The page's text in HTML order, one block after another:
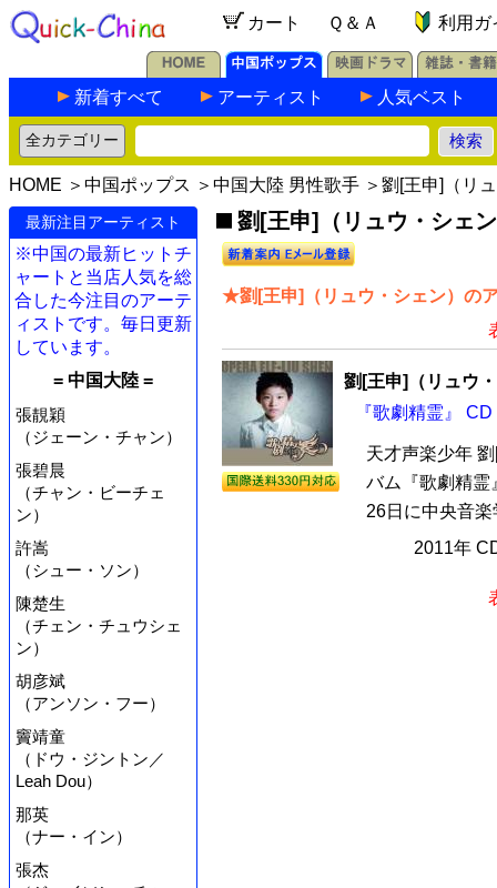
カート Ｑ＆Ａ 利用ガ
新着すべて アーティスト 人気ベスト
HOME ＞ 中国ポップス ＞ 中国大陸 男性歌手 ＞劉[王申]（リ
最新注目アーティスト
※中国の最新ヒットチ
ャートと当店人気を総
合した今注目のアーテ
ィストです。毎日更新
しています。
= 中国大陸 =
張靚穎
（ジェーン・チャン）
張碧晨
（チャン・ビーチェ
ン）
許嵩
（シュー・ソン）
陳楚生
（チェン・チュウシェ
ン）
胡彦斌
（アンソン・フー）
竇靖童
（ドウ・ジントン／
Leah Dou）
那英
（ナー・イン）
張杰
劉[王申]（リュウ・シェ
★劉[王申]（リュウ・シェン）の
劉[王申]（リュウ
『歌劇精霊』
天才声楽少年
バム『歌劇精霊
26日に中央音
2011年